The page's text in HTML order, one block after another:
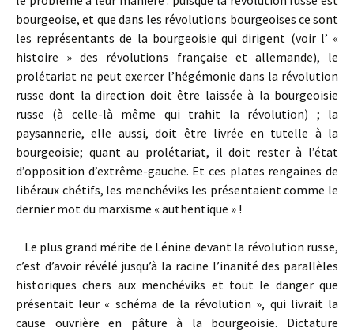
bourgeoise, et que dans les révolutions bourgeoises ce sont
les représentants de la bourgeoisie qui dirigent (voir l’ «
histoire » des révolutions française et allemande), le
prolétariat ne peut exercer l’hégémonie dans la révolution
russe dont la direction doit être laissée à la bourgeoisie
russe (à celle-là même qui trahit la révolution) ; la
paysannerie, elle aussi, doit être livrée en tutelle à la
bourgeoisie; quant au prolétariat, il doit rester à l’état
d’opposition d’extrême-gauche. Et ces plates rengaines de
libéraux chétifs, les menchéviks les présentaient comme le
dernier mot du marxisme « authentique » !
Le plus grand mérite de Lénine devant la révolution russe,
c’est d’avoir révélé jusqu’à la racine l’inanité des parallèles
historiques chers aux menchéviks et tout le danger que
présentait leur « schéma de la révolution », qui livrait la
cause ouvrière en pâture à la bourgeoisie. Dictature